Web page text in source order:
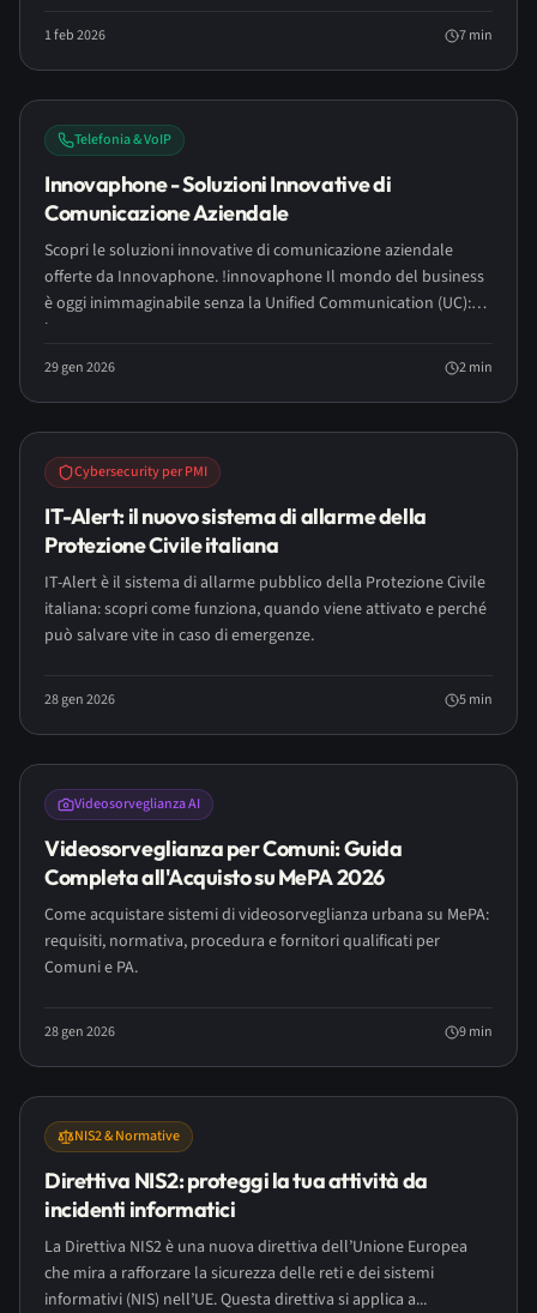
1 feb 2026 7min
Telefonia & VoIP
Innovaphone - Soluzioni Innovative di
Comunicazione Aziendale
Scopri le soluzioni innovative di comunicazione aziendale
offerte da Innovaphone. !innovaphone Il mondo del business
è oggi inimmaginabile senza la Unified Communication (UC):
lo...
29 gen 2026 2min
Cybersecurity per PMI
IT-Alert: il nuovo sistema di allarme della
Protezione Civile italiana
IT-Alert è il sistema di allarme pubblico della Protezione Civile
italiana: scopri come funziona, quando viene attivato e perché
può salvare vite in caso di emergenze.
28 gen 2026 5min
Videosorveglianza AI
Videosorveglianza per Comuni: Guida
Completa all'Acquisto su MePA 2026
Come acquistare sistemi di videosorveglianza urbana su MePA:
requisiti, normativa, procedura e fornitori qualificati per
Comuni e PA.
28 gen 2026 9min
NIS2 & Normative
Direttiva NIS2: proteggi la tua attività da
incidenti informatici
La Direttiva NIS2 è una nuova direttiva dell’Unione Europea
che mira a rafforzare la sicurezza delle reti e dei sistemi
informativi (NIS) nell’UE. Questa direttiva si applica a...